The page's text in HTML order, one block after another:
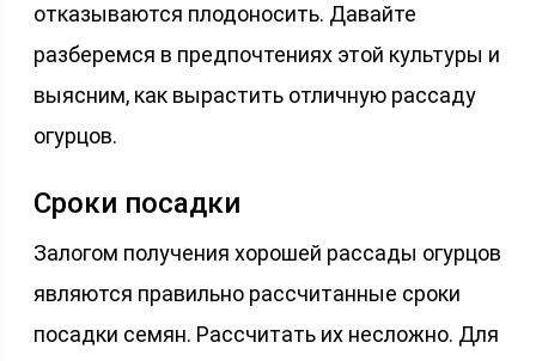
отказываются плодоносить. Давайте
разберемся в предпочтениях этой культуры и
выясним, как вырастить отличную рассаду
огурцов.
Сроки посадки
Залогом получения хорошей рассады огурцов
являются правильно рассчитанные сроки
посадки семян. Рассчитать их несложно. Для